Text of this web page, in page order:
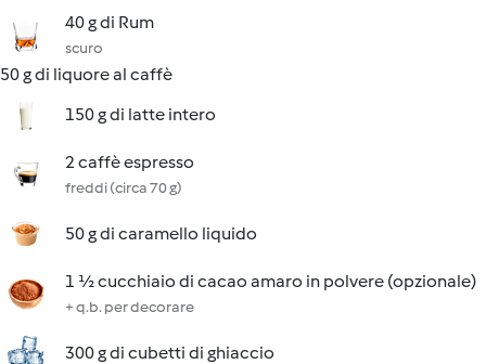
40 g di Rum
scuro
50 g di liquore al caffè
150 g di latte intero
2 caffè espresso
freddi (circa 70 g)
50 g di caramello liquido
1 ½ cucchiaio di cacao amaro in polvere (opzionale)
+ q.b. per decorare
300 g di cubetti di ghiaccio